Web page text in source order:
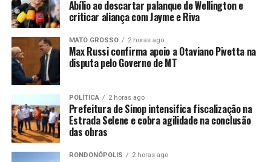
Campos (supervisora do Programa), além da
coordenadora de Educação Profissional da Seciteci,
Girlayne Menezes, e o servidor Erivaldo Portela.
Segundo Bruna Figueiredo, já em sua primeira
experiência a Seciteci apresentou resultados efetivos
para o programa, como a caracterização dos territórios
e a utilização de metodologias que criaram ambiente de
sororidade entre as alunas e fortalecimento da
identidade feminina. Houve também relatos de inserção
produtiva e saída de ciclos de violência.
Abílio ao descartar palanque de Wellington e
criticar aliança com Jayme e Riva
MATO GROSSO 2 horas ago
Max Russi confirma apoio a Otaviano Pivetta na
disputa pelo Governo de MT
POLÍTICA 2 horas ago
Prefeitura de Sinop intensifica fiscalização na
Estrada Selene e cobra agilidade na conclusão
das obras
RONDONÓPOLIS 2 horas ago